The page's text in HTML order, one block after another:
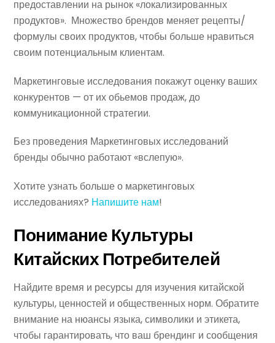
предоставлении на рынок «локализированных
продуктов». Множество брендов меняет рецепты/
формулы своих продуктов, чтобы больше нравиться
своим потенциальным клиентам.
Маркетинговые исследования покажут оценку ваших
конкурентов — от их обьемов продаж, до
коммуникационной стратегии.
Без проведения Маркетинговых исследований
бренды обычно работают «вслепую».
Хотите узнать больше о маркетинговых
исследованиях? Напишите нам!
Понимание Культуры
Китайских Потребителей
Найдите время и ресурсы для изучения китайской
культуры, ценностей и общественных норм. Обратите
внимание на нюансы языка, символики и этикета,
чтобы гарантировать, что ваш брендинг и сообщения